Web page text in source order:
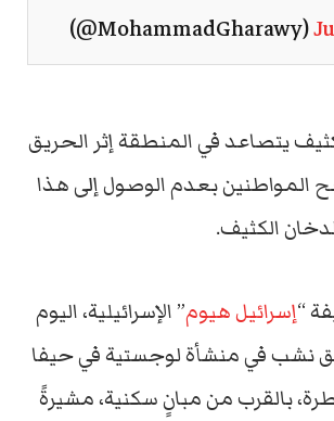
(@MohammadGharawy)
يتصاعد في المنطقة إثر الحريق
المواطنين بعدم الوصول إلى هذا
الكثيف.
“إسرائيل هيوم” الإسرائيلية، اليوم
نشب في منشأة لوجستية في حيفا
بالقرب من مبانٍ سكنية، مشيرةً